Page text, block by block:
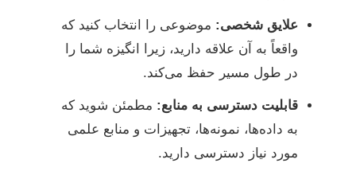
علایق شخصی: موضوعی را انتخاب کنید که
واقعاً به آن علاقه دارید، زیرا انگیزه شما را
در طول مسیر حفظ می‌کند.
قابلیت دسترسی به منابع: مطمئن شوید که
به داده‌ها، نمونه‌ها، تجهیزات و منابع علمی
مورد نیاز دسترسی دارید.